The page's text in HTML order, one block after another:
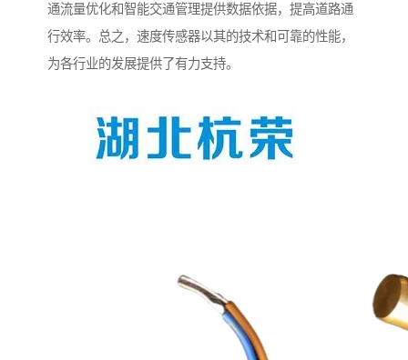
通流量优化和智能交通管理提供数据依据，提高道路通
行效率。总之，速度传感器以其的技术和可靠的性能，
为各行业的发展提供了有力支持。